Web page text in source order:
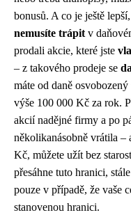
bonusů. A co je ještě
nemusíte trápit v
prodali akcie, které jste
– z takového prodeje se
máte od daně
výše 100 000 Kč za rok.
akcií nadějné firmy a po
několikanásobně vrátila –
Kč, můžete užít bez
přesáhne tuto hranici,
pouze v případě, že vaše
stanovenou hranici.